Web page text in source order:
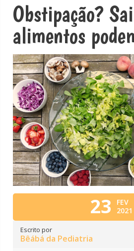
Obstipação?
alimentos
23
FEV
2021
Escrito por
Bêábá da Pediatria